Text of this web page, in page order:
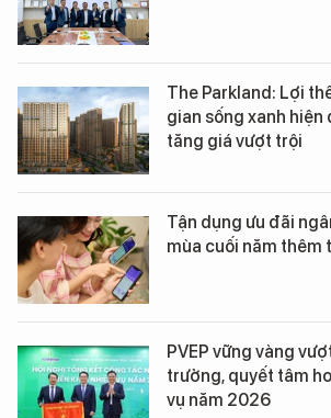
The Parkland: Lợi
gian sống xanh hiện
tăng giá vượt trội
Tận dụng ưu đãi
mùa cuối năm thêm
PVEP vững vàng
trưởng, quyết tâm
vụ năm 2026